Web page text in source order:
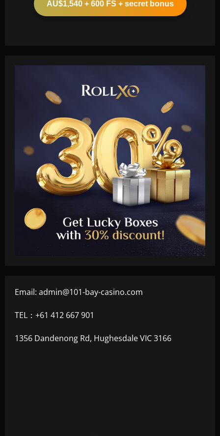
AU$1,540 + 600 FS + secret bonus
Email: admin@101-bay-casino.com
TEL：+61 412 667 901
1356 Dandenong Rd, Hughesdale VIC 3166